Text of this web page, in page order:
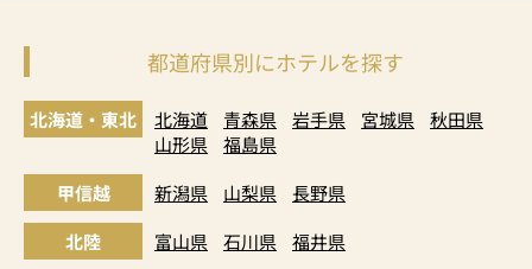
都道府県別にホテルを探す
北海道・東北 北海道 青森県 岩手県 宮城県
秋田県
山形県
福島県
甲信越
新潟県 山梨県
長野県
北陸
富山県 石川県
福井県